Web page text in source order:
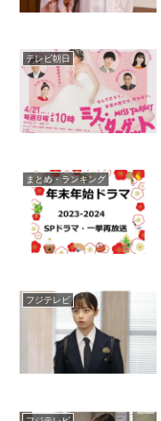
テレビ朝日
まとめ・ランキング
フジテレビ